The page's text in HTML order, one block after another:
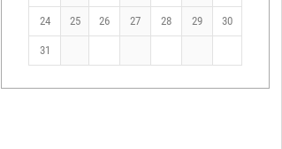
24 25 26 27 28 29 30
31